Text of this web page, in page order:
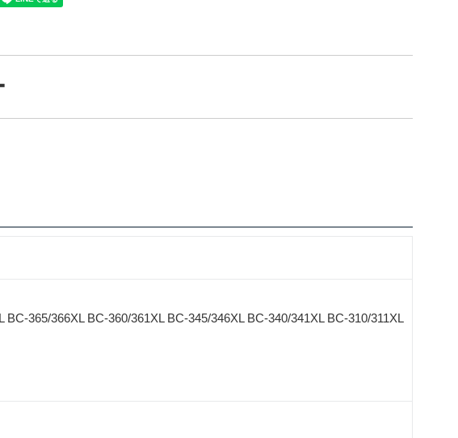
365/366XL BC-360/361XL BC-345/346XL BC-340/341XL BC-310/311XL